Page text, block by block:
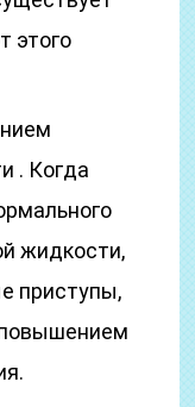
этого
. Когда
жидкости,
приступы,